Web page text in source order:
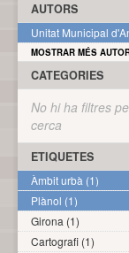
AUTORS
Unitat Municipal
MOSTRAR MÉS
CATEGORIES
No hi ha filtres
cerca
ETIQUETES
Àmbit urbà (1)
Plànol (1)
Girona (1)
Cartografi (1)